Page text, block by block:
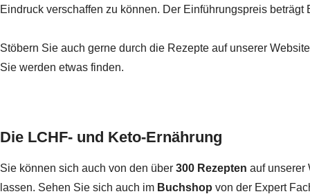
Eindruck verschaffen zu können. Der Einführungspreis beträgt
Stöbern Sie auch gerne durch die Rezepte auf unserer
Sie werden etwas finden.
Die LCHF- und Keto-Ernährung
Sie können sich auch von den über 300 Rezepten auf unserer
lassen. Sehen Sie sich auch im Buchshop von der Expert